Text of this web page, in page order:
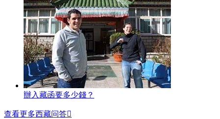
辦入藏函要多少錢？
查看更多西藏问答